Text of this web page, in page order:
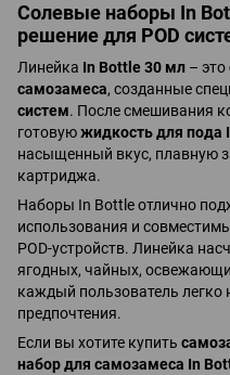
Солевые наборы In
решение для POD
Линейка In Bottle 30 мл – это
самозамеса, созданные
систем. После смешивания
готовуюжидкость для пода
насыщенный вкус, плавную
картриджа.
Наборы In Bottle отлично
использования и
POD-устройств. Линейка
ягодных, чайных,
каждый пользователь легко
предпочтения.
Если вы хотите купить
набор для самозамеса In